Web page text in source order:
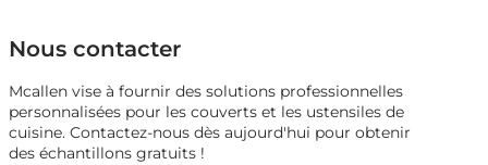
Nous contacter
Mcallen vise à fournir des solutions professionnelles
personnalisées pour les couverts et les ustensiles de
cuisine. Contactez-nous dès aujourd'hui pour obtenir
des échantillons gratuits !